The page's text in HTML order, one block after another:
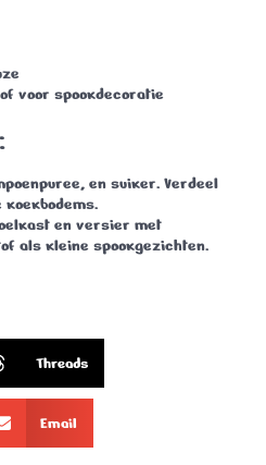
voor spookdecoratie
:
en suiker. Verdeel
en versier met
als kleine spookgezichten.
Threads
Email